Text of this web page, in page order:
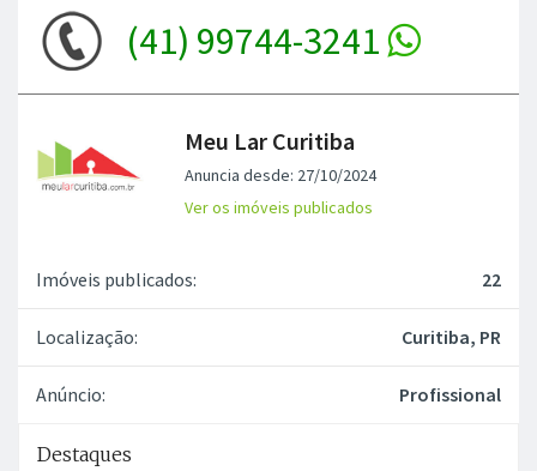
Ver os imóveis publicados
Imóveis publicados:
Localização: Curitiba, PR
Anúncio: Profissional
Destaques